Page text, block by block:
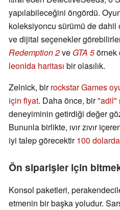
yapılabileceğini öngördü.
koleksiyoncu sürümü de
ve dijital seçenekler
Redemption 2ve GTA 5örnek
leonida haritası bir olasılık.
Zelnick, birrockstar Games
için fiyat. Daha önce, bir"adil"
deneyiminin getirdiği değer
Bununla birlikte, ıvır zıvır
iyi talep görecektir100
Ön siparişler için
Konsol paketleri,
etmenin bir başka yoludur.